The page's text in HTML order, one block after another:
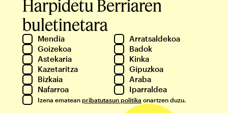
Harpidetu Berriaren
buletinetara
Mendia
Arratsaldekoa
Goizekoa
Badok
Astekaria
Kinka
Kazetaritza
Gipuzkoa
Bizkaia
Araba
Nafarroa
Iparraldea
Izena ematean pribatutasun politika onartzen duzu.